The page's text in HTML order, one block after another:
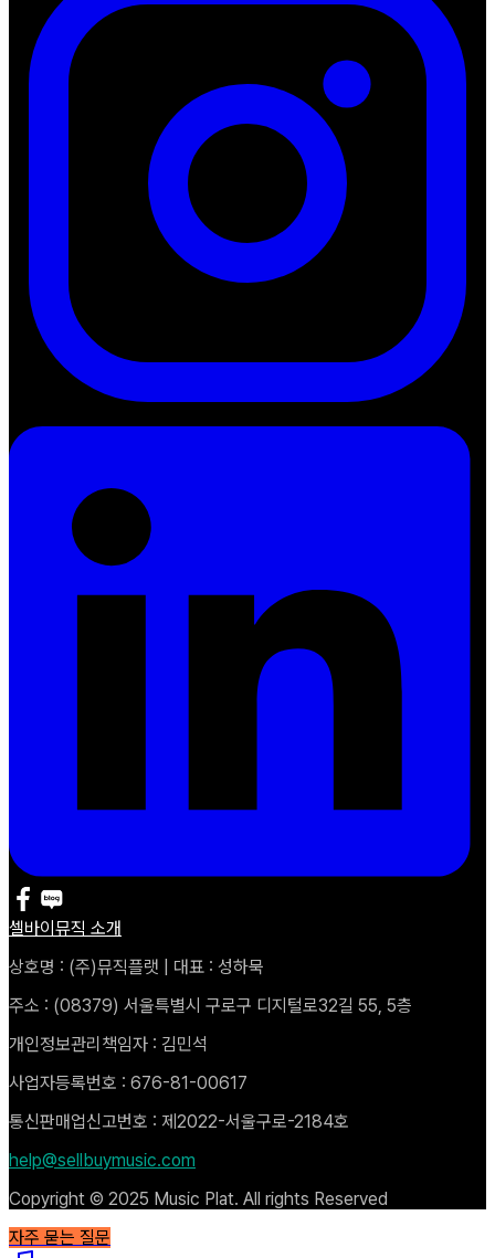
셀바이뮤직 소개
상호명 : (주)뮤직플랫 | 대표 : 성하묵
주소 : (08379) 서울특별시 구로구 디지털로32길 55, 5층
개인정보관리책임자 : 김민석
사업자등록번호 : 676-81-00617
통신판매업신고번호 : 제2022-서울구로-2184호
help@sellbuymusic.com
Copyright © 2025 Music Plat. All rights Reserved
자주 묻는 질문